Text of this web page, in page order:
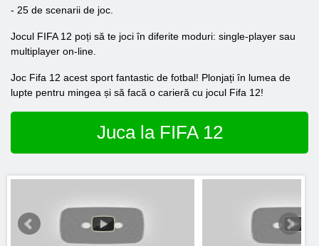
- 25 de scenarii de joc.
Jocul FIFA 12 poți să te joci în diferite moduri: single-player sau
multiplayer on-line.
Joc Fifa 12 acest sport fantastic de fotbal! Plonjați în lumea de
lupte pentru mingea și să facă o carieră cu jocul Fifa 12!
Juca la FIFA 12